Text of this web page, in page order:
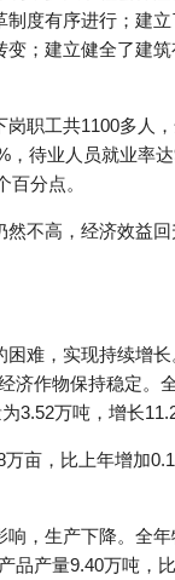
度有序进行；建
；建立健全了建
职工共1100多人
待业人员就业率
分点。
不高，经济效益
难，实现持续增
济作物保持稳定
3.52万吨，增长
亩，比上年增加
，生产下降。全
品产量9.40万吨